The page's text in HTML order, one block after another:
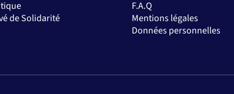
de Solidarité
F.A.Q
Mentions légales
Données personnelles